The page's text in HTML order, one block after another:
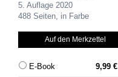
5. Auflage 2020
488 Seiten, in Farbe
Auf den Merkzettel
E-Book 9,99 €